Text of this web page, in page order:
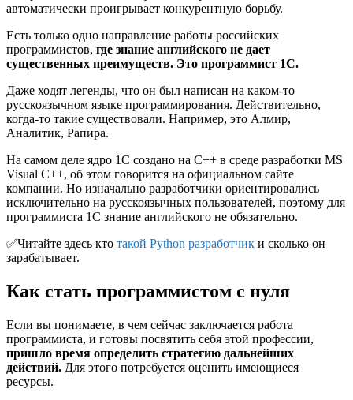
автоматически проигрывает конкурентную борьбу.
Есть только одно направление работы российских
программистов, где знание английского не дает
существенных преимуществ. Это программист 1С.
Даже ходят легенды, что он был написан на каком-то
русскоязычном языке программирования. Действительно,
когда-то такие существовали. Например, это Алмир,
Аналитик, Рапира.
На самом деле ядро 1С создано на С++ в среде разработки MS
Visual C++, об этом говорится на официальном сайте
компании. Но изначально разработчики ориентировались
исключительно на русскоязычных пользователей, поэтому для
программиста 1С знание английского не обязательно.
✅Читайте здесь кто такой Python разработчик и сколько он
зарабатывает.
Как стать программистом с нуля
Если вы понимаете, в чем сейчас заключается работа
программиста, и готовы посвятить себя этой профессии,
пришло время определить стратегию дальнейших
действий. Для этого потребуется оценить имеющиеся
ресурсы.